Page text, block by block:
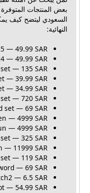
بعض المنتجات
السعودي ليتضح كيف
النهائية:
— 49.99 SAR
— 49.99 SAR
set — 135 SAR
— 39.99 SAR
— 34.99 SAR
— 720 SAR
set — 69 SAR
— 4999 SAR
— 4999 SAR
set — 325 SAR
— 11999 SAR
— 119 SAR
— 69 SAR
— 6.5 SAR
— 54.99 SAR